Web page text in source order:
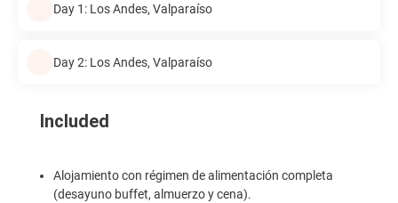
Day 1: Los Andes, Valparaíso
Day 2: Los Andes, Valparaíso
Included
Alojamiento con régimen de alimentación completa
(desayuno buffet, almuerzo y cena).